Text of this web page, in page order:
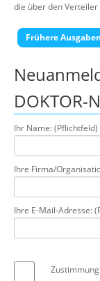
die über den Verteiler
Frühere
DOKTOR-
Ihr Name: (Pflichtfeld)
Ihre Firma/
Ihre E-Mail-Adresse:
Zustimmung